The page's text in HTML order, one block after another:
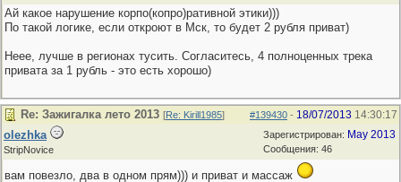
Ай какое нарушение корпо(копро)ративной этики)))
По такой логике, если откроют в Мск, то будет 2 рубля приват)
Неее, лучше в регионах тусить. Согласитесь, 4 полноценных трека
привата за 1 рубль - это есть хорошо)
#139430 - 18/07/2013 14:30:17
Re: Зажигалка лето 2013 [Re: Kirill1985]
Зарегистрирован: May 2013
Сообщения: 46
olezhka
StripNovice
вам повезло, два в одном прям))) и приват и массаж